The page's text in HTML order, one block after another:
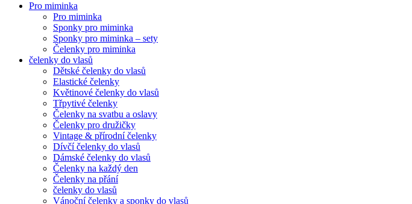
Pro miminka
Pro miminka
Sponky pro miminka
Sponky pro miminka – sety
Čelenky pro miminka
čelenky do vlasů
Dětské čelenky do vlasů
Elastické čelenky
Květinové čelenky do vlasů
Třpytivé čelenky
Čelenky na svatbu a oslavy
Čelenky pro družičky
Vintage & přírodní čelenky
Dívčí čelenky do vlasů
Dámské čelenky do vlasů
Čelenky na každý den
Čelenky na přání
čelenky do vlasů
Vánoční čelenky a sponky do vlasů